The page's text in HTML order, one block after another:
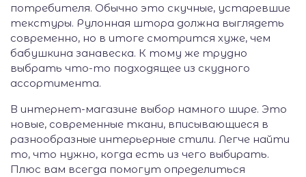
потребителя. Обычно это скучные, устаревшие
текстуры. Рулонная штора должна выглядеть
современно, но в итоге смотрится хуже, чем
бабушкина занавеска. К тому же трудно
выбрать что-то подходящее из скудного
ассортимента.
В интернет-магазине выбор намного шире. Это
новые, современные ткани, вписывающиеся в
разнообразные интерьерные стили. Легче найти
то, что нужно, когда есть из чего выбирать.
Плюс вам всегда помогут определиться